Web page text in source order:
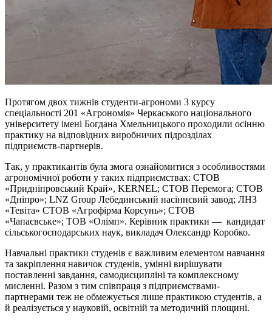
Протягом двох тижнів студенти-агрономи 3 курсу
спеціальності 201 «Агрономія» Черкаського національного
університету імені Богдана Хмельницького проходили осінню
практику на відповідних виробничих підрозділах
підприємств-партнерів.
Так, у практикантів була змога ознайомитися з особливостями
агрономічної роботи у таких підприємствах: СТОВ
«Придніпровський Край», KERNEL; СТОВ Перемога; СТОВ
«Дніпро»; LNZ Group Лебединський насіннєвий завод; ЛНЗ
«Тевіта» СТОВ «Агрофірма Корсунь»; СТОВ
«Чапаєвське»; ТОВ «Олімп». Керівник практики — кандидат
сільськогосподарських наук, викладач Олександр Коробко.
Навчальні практики студенів є важливим елементом навчання
та закріплення навичок студенів, умінні вирішувати
поставленні завдання, самодисципліні та комплексному
мисленні. Разом з тим співпраця з підприємствами-
партнерами теж не обмежується лише практикою студентів, а
й реалізується у науковій, освітній та методичній площині.